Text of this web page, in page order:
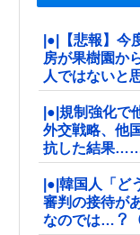
|●|【悲報】今
房が果樹園か
人ではないと
|●|規制強化で
外交戦略、他
抗した結果
|●|韓国人「ど
審判の接待が
なのでは…？